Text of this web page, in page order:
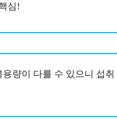
심!
량이 다를 수 있으니 섭